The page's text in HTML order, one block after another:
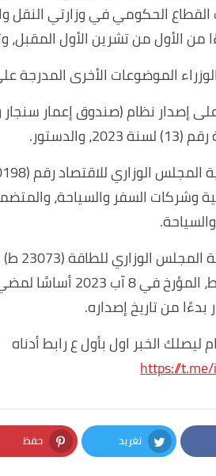
من الأول من تشرين الأول المقبل،
الموضوعات الأخرى المدرجة
إصدار نظام (صندوق إعمار
والدستور.
وشركات السفر والسياحة،
بدءًا من تاريخ إصداره.
ليصلك الخبر اول بأول ع رابط أدناه
https://
تغريد
Twitter
حفظ
Pinterest